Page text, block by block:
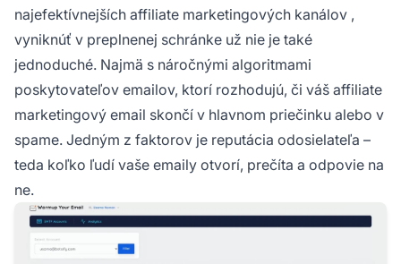
najefektívnejších affiliate marketingových kanálov ,
vyniknúť v preplnenej schránke už nie je také
jednoduché. Najmä s náročnými algoritmami
poskytovateľov emailov, ktorí rozhodujú, či váš affiliate
marketingový email skončí v hlavnom priečinku alebo v
spame. Jedným z faktorov je reputácia odosielateľa –
teda koľko ľudí vaše emaily otvorí, prečíta a odpovie na
ne.